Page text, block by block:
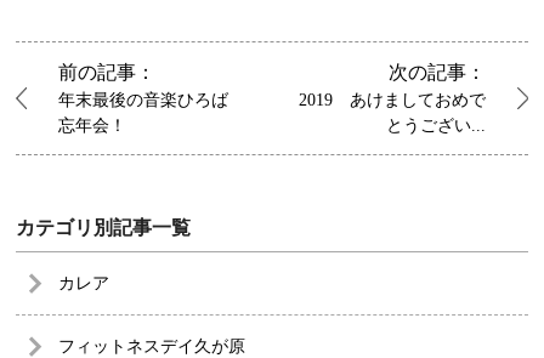
前の記事：
年末最後の音楽ひろば
忘年会！
次の記事：
2019 あけましておめで
とうござい...
カテゴリ別記事一覧
カレア
フィットネスデイ久が原